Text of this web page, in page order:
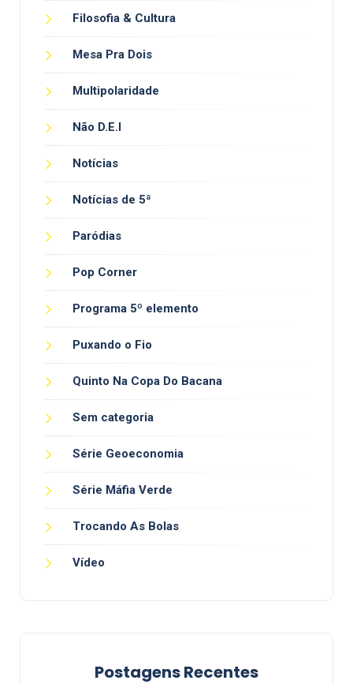
Filosofia & Cultura
Mesa Pra Dois
Multipolaridade
Não D.E.I
Notícias
Notícias de 5ª
Paródias
Pop Corner
Programa 5º elemento
Puxando o Fio
Quinto Na Copa Do Bacana
Sem categoria
Série Geoeconomia
Série Máfia Verde
Trocando As Bolas
Vídeo
Postagens Recentes